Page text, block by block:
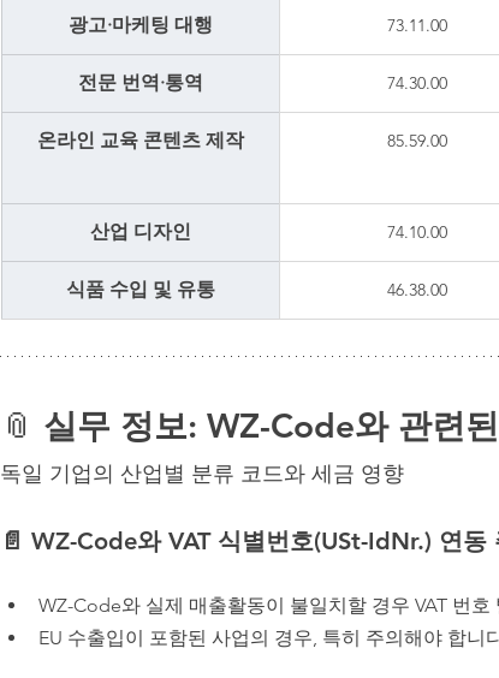
광고·마케팅 대행 73.11.00
전문 번역·통역 74.30.00
온라인 교육 콘텐츠 제작 85.59.00
산업 디자인 74.10.00
식품 수입 및 유통 46.38.00
📎 실무 정보: WZ-Code와 관련
독일 기업의 산업별 분류 코드와 세금 영향
📄 WZ-Code와 VAT 식별번호(USt-IdNr.) 연동
WZ-Code와 실제 매출활동이 불일치할 경우 VAT 번
EU 수출입이 포함된 사업의 경우, 특히 주의해야 합니